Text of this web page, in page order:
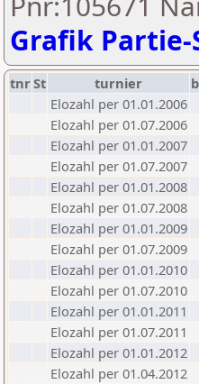
Grafik
tnrSt turnier
Elozahl per 01.01.2006
Elozahl per 01.07.2006
Elozahl per 01.01.2007
Elozahl per 01.07.2007
Elozahl per 01.01.2008
Elozahl per 01.07.2008
Elozahl per 01.01.2009
Elozahl per 01.07.2009
Elozahl per 01.01.2010
Elozahl per 01.07.2010
Elozahl per 01.01.2011
Elozahl per 01.07.2011
Elozahl per 01.01.2012
Elozahl per 01.04.2012